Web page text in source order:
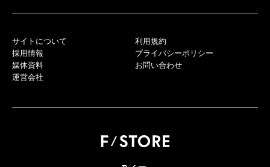
サイトについて
採用情報
媒体資料
運営会社
利用規約
プライバシーポリシー
お問い合わせ